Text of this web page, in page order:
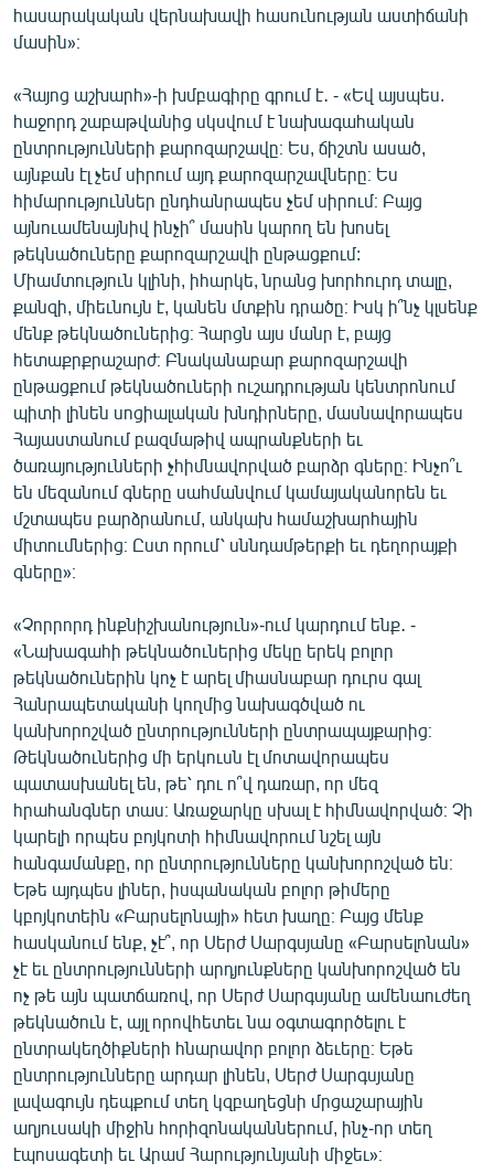
ՓՈԴՔԱՍԹ
English
Русский
ՀԵՏԵՎԵՔ ՄԵԶ
«Ազատության» բոլոր կայքերը
հասարակական վերնախավի հասունության աստիճանի
մասին»։
«Հայոց աշխարհ»-ի խմբագիրը գրում է․ - «Եվ այսպես.
հաջորդ շաբաթվանից սկսվում է նախագահական
ընտրությունների քարոզարշավը։ Ես, ճիշտն ասած,
այնքան էլ չեմ սիրում այդ քարոզարշավները։ Ես
հիմարություններ ընդհանրապես չեմ սիրում։ Բայց
այնուամենայնիվ ինչի՞ մասին կարող են խոսել
թեկնածուները քարոզարշավի ընթացքում:
Միամտություն կլինի, իհարկե, նրանց խորհուրդ տալը,
քանզի, միեւնույն է, կանեն մտքին դրածը։ Իսկ ի՞նչ կլսենք
մենք թեկնածուներից։ Հարցն այս մանր է, բայց
հետաքրքրաշարժ։ Բնականաբար քարոզարշավի
ընթացքում թեկնածուների ուշադրության կենտրոնում
պիտի լինեն սոցիալական խնդիրները, մասնավորապես
Հայաստանում բազմաթիվ ապրանքների եւ
ծառայությունների չհիմնավորված բարձր գները։ Ինչո՞ւ
են մեզանում գները սահմանվում կամայականորեն եւ
մշտապես բարձրանում, անկախ համաշխարհային
միտումներից։ Ըստ որում՝ սննդամթերքի եւ դեղորայքի
գները»։
«Չորրորդ ինքնիշխանություն»-ում կարդում ենք․ -
«Նախագահի թեկնածուներից մեկը երեկ բոլոր
թեկնածուներին կոչ է արել միասնաբար դուրս գալ
Հանրապետականի կողմից նախագծված ու
կանխորոշված ընտրությունների ընտրապայքարից։
Թեկնածուներից մի երկուսն էլ մոտավորապես
պատասխանել են, թե՝ դու ո՞վ դառար, որ մեզ
հրահանգներ տաս։ Առաջարկը սխալ է հիմնավորված։ Չի
կարելի որպես բոյկոտի հիմնավորում նշել այն
հանգամանքը, որ ընտրությունները կանխորոշված են։
Եթե այդպես լիներ, իսպանական բոլոր թիմերը
կբոյկոտեին «Բարսելոնայի» հետ խաղը։ Բայց մենք
հասկանում ենք, չէ՞, որ Սերժ Սարգսյանը «Բարսելոնան»
չէ եւ ընտրությունների արդյունքները կանխորոշված են
ոչ թե այն պատճառով, որ Սերժ Սարգսյանը ամենաուժեղ
թեկնածուն է, այլ որովհետեւ նա օգտագործելու է
ընտրակեղծիքների հնարավոր բոլոր ձեւերը։ Եթե
ընտրությունները արդար լինեն, Սերժ Սարգսյանը
լավագույն դեպքում տեղ կզբաղեցնի մրցաշարային
աղյուսակի միջին հորիզոնականներում, ինչ-որ տեղ
էպոսագետի եւ Արամ Հարությունյանի միջեւ»։